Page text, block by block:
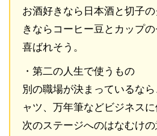
お酒好きなら日本酒と切子
きならコーヒー豆とカップ
喜ばれそう。
・第二の人生で使うもの
別の職場が決まっているな
ャツ、万年筆などビジネスに
次のステージへのはなむけ